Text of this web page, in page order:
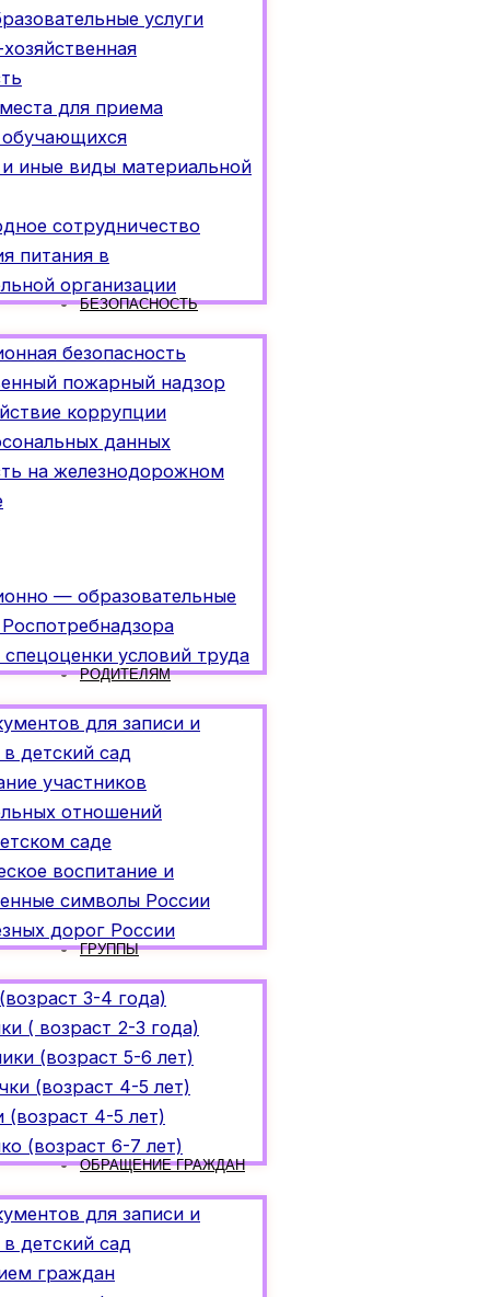
услуги
для приема
иные виды материальной
сотрудничество
питания в
организации
БЕЗОПАСНОСТЬ
безопасность
пожарный надзор
коррупции
данных
на железнодорожном
— образовательные
спецоценки условий труда
РОДИТЕЛЯМ
для записи и
детский сад
участников
отношений
саде
воспитание и
символы России
дорог России
ГРУППЫ
3-4 года)
( возраст 2-3 года)
(возраст 5-6 лет)
(возраст 4-5 лет)
(возраст 4-5 лет)
(возраст 6-7 лет)
ОБРАЩЕНИЕ ГРАЖДАН
для записи и
детский сад
граждан